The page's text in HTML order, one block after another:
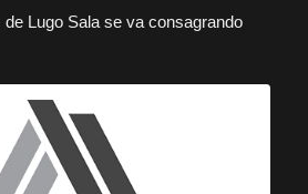
Lugo Sala se va consagrando